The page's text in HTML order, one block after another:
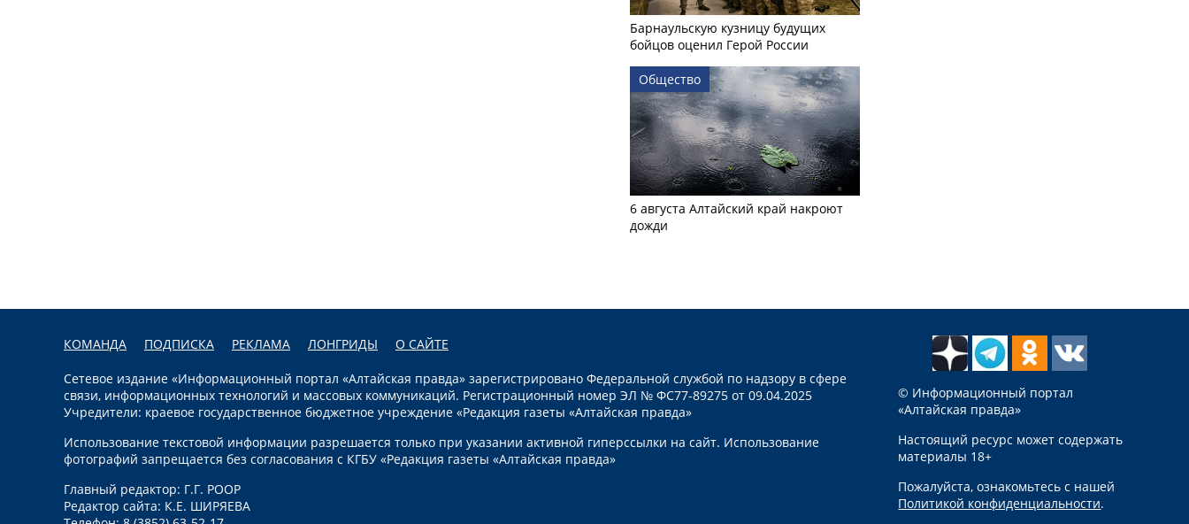
Барнаульскую кузницу будущих
бойцов оценил Герой России
Общество
6 августа Алтайский край накроют
дожди
КОМАНДА ПОДПИСКА РЕКЛАМА ЛОНГРИДЫ О САЙТЕ
Сетевое издание «Информационный портал «Алтайская правда» зарегистрировано Федеральной службой по надзору в сфере
связи, информационных технологий и массовых коммуникаций. Регистрационный номер ЭЛ № ФС77-89275 от 09.04.2025
Учредители: краевое государственное бюджетное учреждение «Редакция газеты «Алтайская правда»
Использование текстовой информации разрешается только при указании активной гиперссылки на сайт. Использование
фотографий запрещается без согласования с КГБУ «Редакция газеты «Алтайская правда»
Главный редактор: Г.Г. РООР
Редактор сайта: К.Е. ШИРЯЕВА
© Информационный портал
«Алтайская правда»
Настоящий ресурс может содержать
материалы 18+
Пожалуйста, ознакомьтесь с нашей
Политикой конфиденциальности.